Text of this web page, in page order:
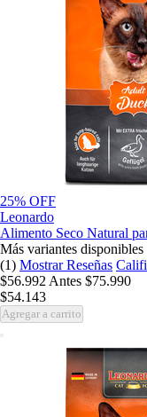
25% OFF
Leonardo
Alimento Seco Natural
Más variantes disponibles
(1) Mostrar Reseñas
$56.992 Antes $75.990
$54.143
Agregar a carrito